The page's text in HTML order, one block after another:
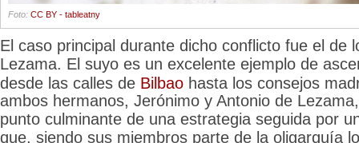
Foto: CC BY - tableatny
El caso principal durante dicho conflicto fue el de
Lezama. El suyo es un excelente ejemplo de
desde las calles de Bilbao hasta los consejos
ambos hermanos, Jerónimo y Antonio de
punto culminante de una estrategia seguida por
que, siendo sus miembros parte de la oligarquía